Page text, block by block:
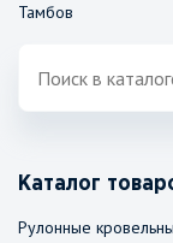
Тамбов
Каталог
Рулонные